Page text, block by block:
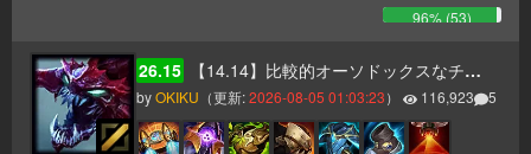
96% (53)
26.15 【14.14】比較的オーソドックスなチョガスガイド（タンク、AP二本立て）
byOKIKU （更新:2026-08-05 01:03:23） 116,923 5